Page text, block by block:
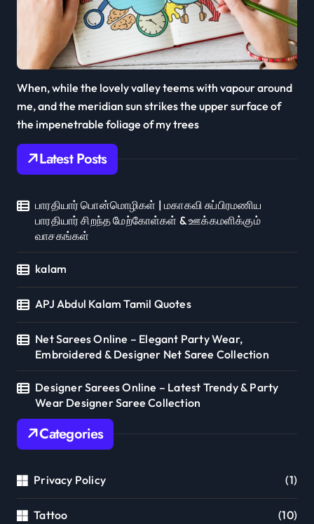
When, while the lovely valley teems with vapour around
me, and the meridian sun strikes the upper surface of
the impenetrable foliage of my trees
Latest Posts
பாரதியார் பொன்மொழிகள் | மகாகவி சுப்பிரமணிய
பாரதியார் சிறந்த மேற்கோள்கள் & ஊக்கமளிக்கும்
வாசகங்கள்
kalam
APJ Abdul Kalam Tamil Quotes
Net Sarees Online – Elegant Party Wear,
Embroidered & Designer Net Saree Collection
Designer Sarees Online – Latest Trendy & Party
Wear Designer Saree Collection
Categories
Privacy Policy (1)
Tattoo (10)